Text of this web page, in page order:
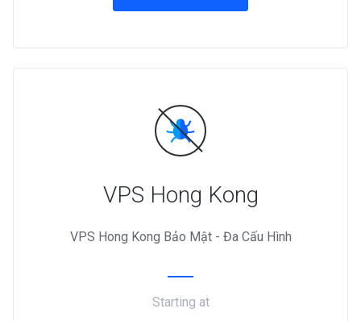
VPS Hong Kong
VPS Hong Kong Bảo Mật - Đa Cấu Hình
Starting at